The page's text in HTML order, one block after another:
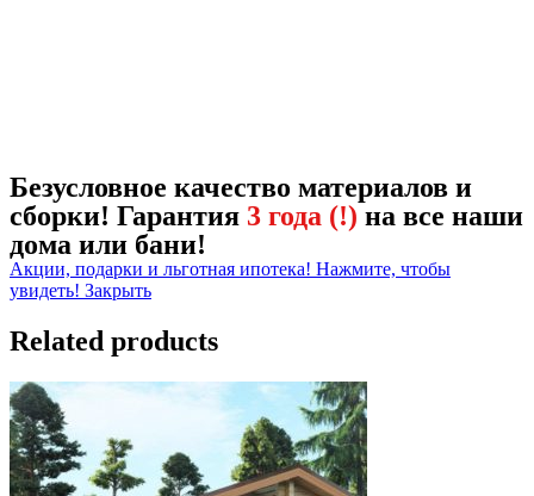
Безусловное качество материалов и
сборки! Гарантия 3 года (!) на все наши
дома или бани!
Акции, подарки и льготная ипотека! Нажмите, чтобы
увидеть! Закрыть
Related products